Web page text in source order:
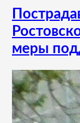
меры